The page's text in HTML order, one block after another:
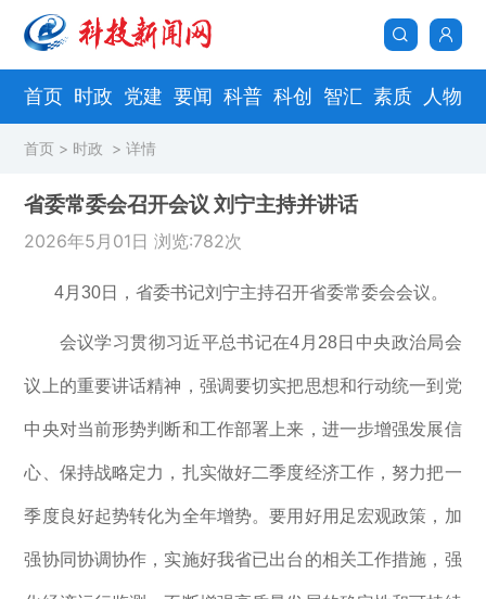
首页 时政 党建 要闻 科普 科创 智汇 素质 人物
首页 > 时政 > 详情
省委常委会召开会议 刘宁主持并讲话
2026年5月01日 浏览:782次
4月30日，省委书记刘宁主持召开省委常委会会议。
会议学习贯彻习近平总书记在4月28日中央政治局会
议上的重要讲话精神，强调要切实把思想和行动统一到党
中央对当前形势判断和工作部署上来，进一步增强发展信
心、保持战略定力，扎实做好二季度经济工作，努力把一
季度良好起势转化为全年增势。要用好用足宏观政策，加
强协同协调协作，实施好我省已出台的相关工作措施，强